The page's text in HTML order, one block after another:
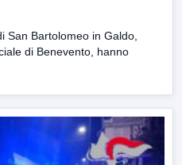
San Bartolomeo in Galdo,
di Benevento, hanno